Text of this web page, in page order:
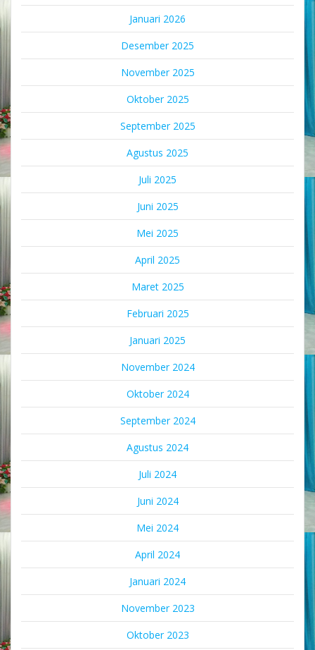
Januari 2026
Desember 2025
November 2025
Oktober 2025
September 2025
Agustus 2025
Juli 2025
Juni 2025
Mei 2025
April 2025
Maret 2025
Februari 2025
Januari 2025
November 2024
Oktober 2024
September 2024
Agustus 2024
Juli 2024
Juni 2024
Mei 2024
April 2024
Januari 2024
November 2023
Oktober 2023